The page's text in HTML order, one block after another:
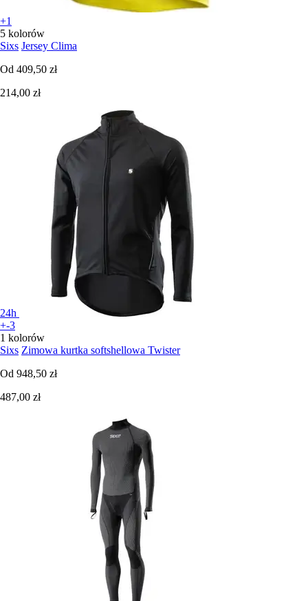
+1
5 kolorów
Sixs Jersey Clima
Od 409,50 zł
214,00 zł
24h
+-3
1 kolorów
Sixs Zimowa kurtka softshellowa Twister
Od 948,50 zł
487,00 zł